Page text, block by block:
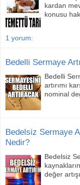
kardan
konusu
1 yorum:
Bedelli Sermaye
Bedelli
artırımı
nominal
Bedelsiz Sermaye
Nedir?
Bedelsiz
değer